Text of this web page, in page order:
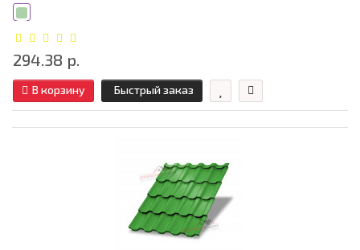
294.38 р.
В корзину Быстрый заказ